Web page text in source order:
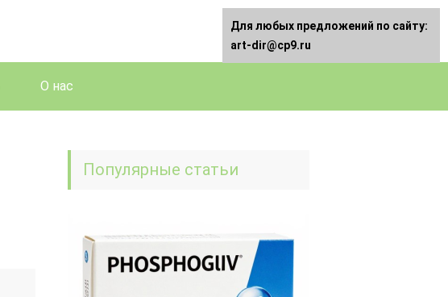
О нас
Популярные статьи
Для любых предложений по сайту:
art-dir@cp9.ru